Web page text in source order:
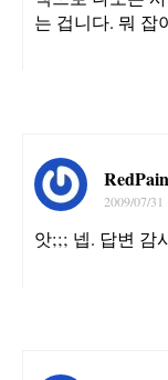
는 겁니다. 뭐 잡
RedPain
2009/07/31
앗;;; 넵. 답변 감